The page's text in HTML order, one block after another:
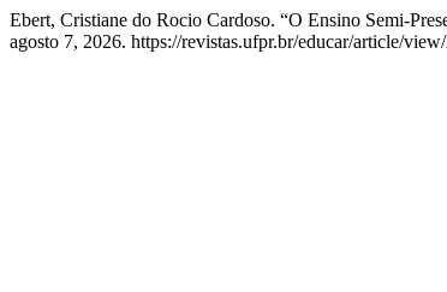
Ebert, Cristiane do Rocio Cardoso. “O Ensino Semi-
agosto 7, 2026. https://revistas.ufpr.br/educar/article/